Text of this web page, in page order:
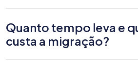
Quanto tempo leva e
custa a migração?